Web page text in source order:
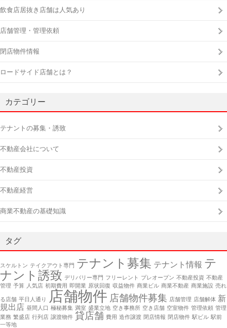
飲食店居抜き店舗は人気あり
店舗管理・管理依頼
閉店物件情報
ロードサイド店舗とは？
カテゴリー
テナントの募集・誘致
不動産会社について
不動産投資
不動産経営
商業不動産の基礎知識
タグ
スケルトン テイクアウト専門 テナント募集 テナント情報 テ
ナント誘致 デリバリー専門 フリーレント プレオープン 不動産投資 不動産
管理 予算 人気店 初期費用 即開業 原状回復 収益物件 商業ビル 商業不動産 商業施設 売れ
る店舗 平日人通り 店舗物件 店舗物件募集 店舗管理 店舗解体 新
規出店 昼間人口 極秘募集 満室 盛業立地 空き事務所 空き店舗 空室物件 管理依頼 管理
業務 繁盛店 行列店 譲渡物件 貸店舗 費用 造作譲渡 閉店情報 閉店物件 駅ビル 駅前
一等地